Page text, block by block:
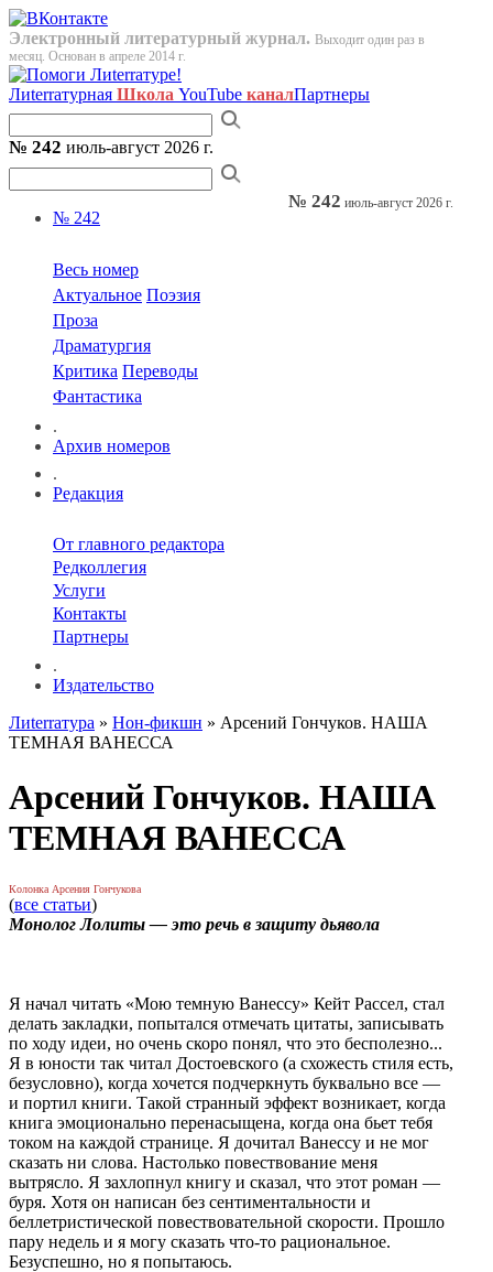
Электронный литературный журнал. Выходит один раз в
месяц. Основан в апреле 2014 г.
Лиterraтурная Школа YouTube каналПартнеры
№ 242 июль-август 2026 г.
№ 242
Весь номер
Актуальное Поэзия
Проза
Драматургия
Критика Переводы
Фантастика
.
Архив номеров
.
Редакция
От главного редактора
Редколлегия
Услуги
Контакты
Партнеры
.
Издательство
№ 242 июль-август 2026 г.
Лиterraтура » Нон-фикшн » Арсений Гончуков. НАША
ТЕМНАЯ ВАНЕССА
Арсений Гончуков. НАША
ТЕМНАЯ ВАНЕССА
Колонка Арсения Гончукова
(все статьи)
Монолог Лолиты — это речь в защиту дьявола
Я начал читать «Мою темную Ванессу» Кейт Рассел, стал
делать закладки, попытался отмечать цитаты, записывать
по ходу идеи, но очень скоро понял, что это бесполезно...
Я в юности так читал Достоевского (а схожесть стиля есть,
безусловно), когда хочется подчеркнуть буквально все —
и портил книги. Такой странный эффект возникает, когда
книга эмоционально перенасыщена, когда она бьет тебя
током на каждой странице. Я дочитал Ванессу и не мог
сказать ни слова. Настолько повествование меня
вытрясло. Я захлопнул книгу и сказал, что этот роман —
буря. Хотя он написан без сентиментальности и
беллетристической повествовательной скорости. Прошло
пару недель и я могу сказать что-то рациональное.
Безуспешно, но я попытаюсь.